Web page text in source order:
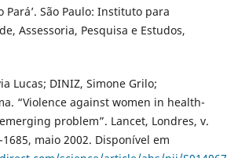
Pará’. São Paulo: Instituto para
Assessoria, Pesquisa e Estudos,
Lucas; DINIZ, Simone Grilo;
“Violence against women in health-
problem”. Lancet, Londres, v.
maio 2002. Disponível em